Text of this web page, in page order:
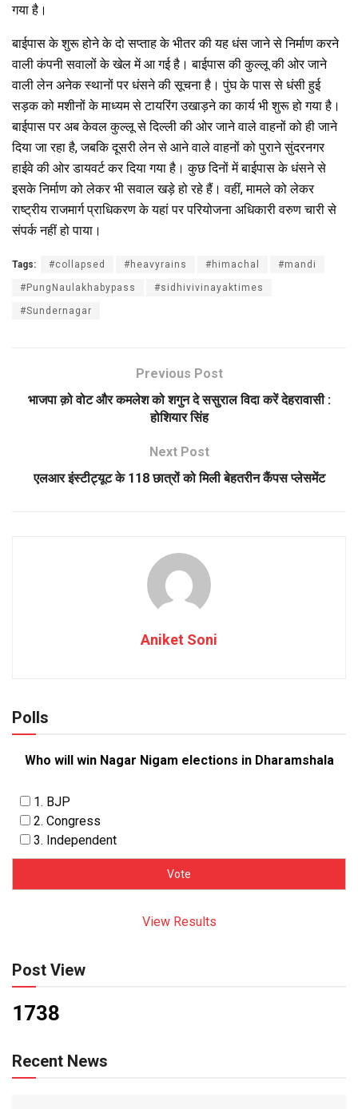
गया है।
बाईपास के शुरू होने के दो सप्ताह के भीतर की यह धंस जाने से निर्माण करने
वाली कंपनी सवालों के खेल में आ गई है। बाईपास की कुल्लू की ओर जाने
वाली लेन अनेक स्थानों पर धंसने की सूचना है। पुंघ के पास से धंसी हुई
सड़क को मशीनों के माध्यम से टायरिंग उखाड़ने का कार्य भी शुरू हो गया है।
बाईपास पर अब केवल कुल्लू से दिल्ली की ओर जाने वाले वाहनों को ही जाने
दिया जा रहा है, जबकि दूसरी लेन से आने वाले वाहनों को पुराने सुंदरनगर
हाईवे की ओर डायवर्ट कर दिया गया है। कुछ दिनों में बाईपास के धंसने से
इसके निर्माण को लेकर भी सवाल खड़े हो रहे हैं। वहीं, मामले को लेकर
राष्ट्रीय राजमार्ग प्राधिकरण के यहां पर परियोजना अधिकारी वरुण चारी से
संपर्क नहीं हो पाया।
Tags: #collapsed #heavyrains #himachal #mandi
#PungNaulakhabypass #sidhivivinayaktimes
#Sundernagar
Previous Post
भाजपा क़ो वोट और कमलेश को शगुन दे ससुराल विदा करें देहरावासी :
होशियार सिंह
Next Post
एलआर इंस्टीट्यूट के 118 छात्रों को मिली बेहतरीन कैंपस प्लेसमेंट
Aniket Soni
Polls
Who will win Nagar Nigam elections in Dharamshala
1. BJP
2. Congress
3. Independent
View Results
Post View
1738
Recent News